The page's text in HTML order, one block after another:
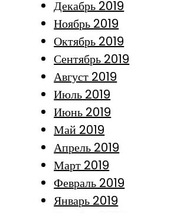
Декабрь 2019
Ноябрь 2019
Октябрь 2019
Сентябрь 2019
Август 2019
Июль 2019
Июнь 2019
Май 2019
Апрель 2019
Март 2019
Февраль 2019
Январь 2019